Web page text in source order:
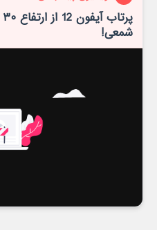
شمعی!